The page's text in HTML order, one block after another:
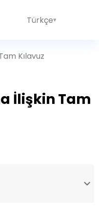
Türkçe
Kılavuz
İlişkin Tam